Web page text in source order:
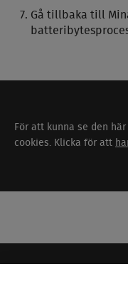
Gå tillbaka till
För att kunna se den
cookies. Klicka för att